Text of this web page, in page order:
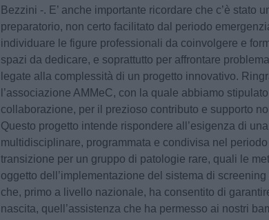
Bezzini -. E’ anche importante ricordare che c’è stato
preparatorio, non certo facilitato dal periodo
individuare le figure professionali da coinvolgere e
spazi da dedicare, e soprattutto per affrontare
legate alla complessità di un progetto innovativo.
l’associazione AMMeC, con la quale abbiamo
collaborazione, per il prezioso contributo e supporto
Questo progetto intende rispondere all’esigenza di
multidisciplinare, programmata e condivisa nel
transizione per un gruppo di patologie rare, quali le
oggetto dell’implementazione del sistema di
che, primo a livello nazionale, ha consentito di
nascita, quell’assistenza che ha permesso ai nostri